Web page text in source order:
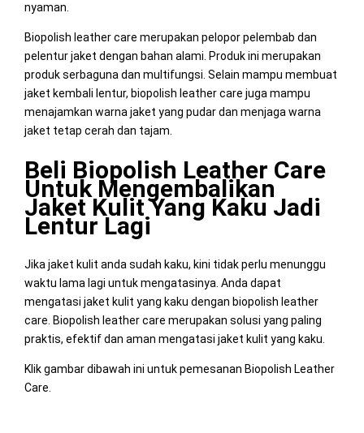
nyaman.
Biopolish leather care merupakan pelopor pelembab dan
pelentur jaket dengan bahan alami. Produk ini merupakan
produk serbaguna dan multifungsi. Selain mampu membuat
jaket kembali lentur, biopolish leather care juga mampu
menajamkan warna jaket yang pudar dan menjaga warna
jaket tetap cerah dan tajam.
Beli Biopolish Leather Care
Untuk Mengembalikan
Jaket Kulit Yang Kaku Jadi
Lentur Lagi
Jika jaket kulit anda sudah kaku, kini tidak perlu menunggu
waktu lama lagi untuk mengatasinya. Anda dapat
mengatasi jaket kulit yang kaku dengan biopolish leather
care. Biopolish leather care merupakan solusi yang paling
praktis, efektif dan aman mengatasi jaket kulit yang kaku.
Klik gambar dibawah ini untuk pemesanan Biopolish Leather
Care.